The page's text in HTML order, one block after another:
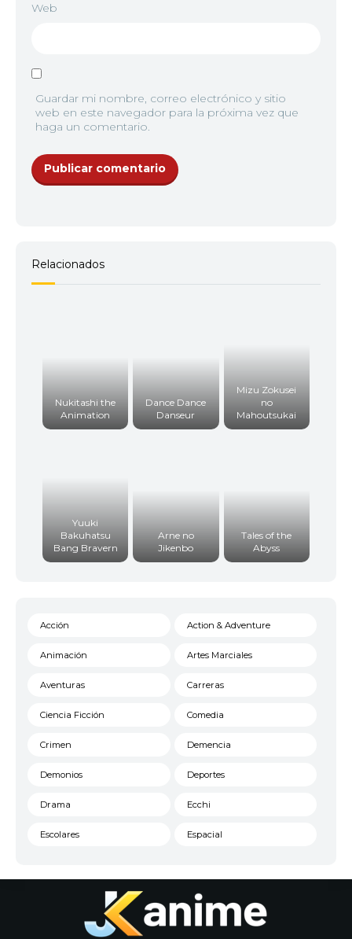
Web
Guardar mi nombre, correo electrónico y sitio
web en este navegador para la próxima vez que
haga un comentario.
Relacionados
Nukitashi the
Animation
Dance Dance
Danseur
Mizu Zokusei
no
Mahoutsukai
Yuuki
Bakuhatsu
Bang Bravern
Arne no
Jikenbo
Tales of the
Abyss
Acción Action & Adventure
Animación Artes Marciales
Aventuras Carreras
Ciencia Ficción Comedia
Crimen Demencia
Demonios Deportes
Drama Ecchi
Escolares Espacial
Historico
Josei